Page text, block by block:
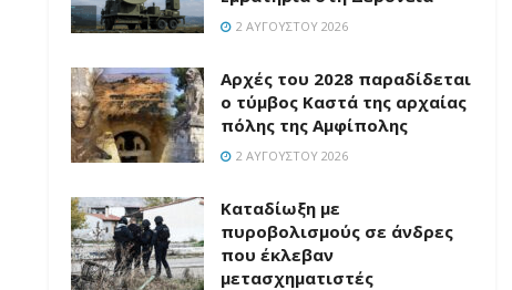
2 ΑΥΓΟΎΣΤΟΥ 2026
Αρχές του 2028 παραδίδεται
ο τύμβος Καστά της αρχαίας
πόλης της Αμφίπολης
2 ΑΥΓΟΎΣΤΟΥ 2026
Καταδίωξη με
πυροβολισμούς σε άνδρες
που έκλεβαν
μετασχηματιστές